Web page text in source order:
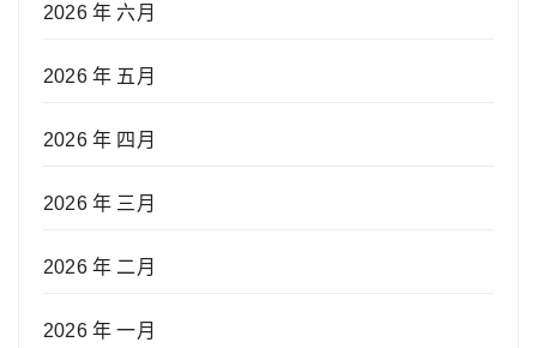
2026 年 六月
2026 年 五月
2026 年 四月
2026 年 三月
2026 年 二月
2026 年 一月